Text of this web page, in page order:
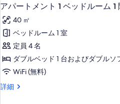
ッ
ク
堂
ー
ャ
ル
ル
ド
ゴ
ー
ル
パ
ー
ト
メ
ン
1
11
アパートメント 1 ベッドルーム
40 ㎡
ベッドルーム 1 室
定員 4 名
ダブルベッド 1 台およびダブルソ
WiFi (無料)
詳細
ア